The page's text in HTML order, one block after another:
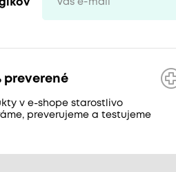
preverené
v e-shope starostlivo
preverujeme a testujeme